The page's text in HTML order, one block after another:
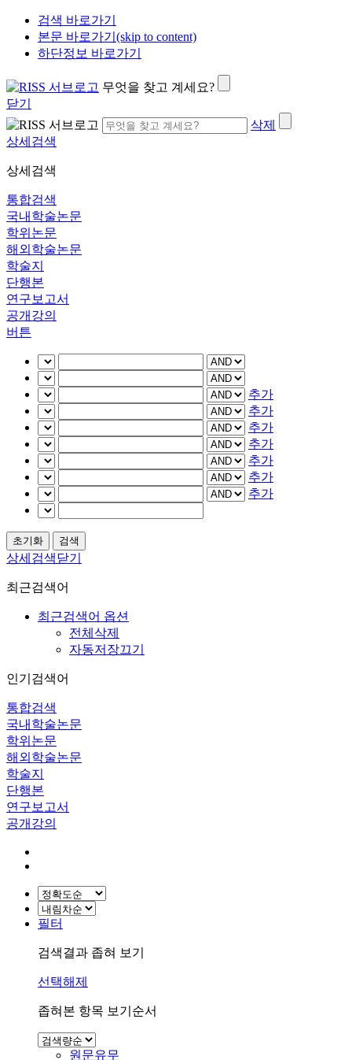
검색 바로가기
본문 바로가기(skip to content)
하단정보 바로가기
무엇을 찾고 계세요?
닫기
삭제
상세검색
상세검색
통합검색
국내학술논문
학위논문
해외학술논문
학술지
단행본
연구보고서
공개강의
버튼
추가
추가
추가
추가
추가
추가
추가
상세검색닫기
최근검색어
최근검색어 옵션
전체삭제
자동저장끄기
인기검색어
통합검색
국내학술논문
학위논문
해외학술논문
학술지
단행본
연구보고서
공개강의
필터
검색결과 좁혀 보기
선택해제
좁혀본 항목 보기순서
원문유무